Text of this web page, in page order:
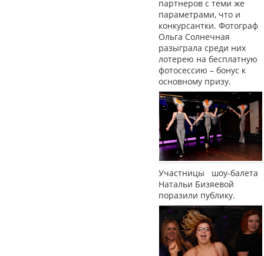
партнеров с теми же
параметрами, что и
конкурсантки. Фотограф
Ольга Солнечная
разыграла среди них
лотерею на бесплатную
фотосессию – бонус к
основному призу.
Участницы шоу-балета
Натальи Бизяевой
поразили публику.